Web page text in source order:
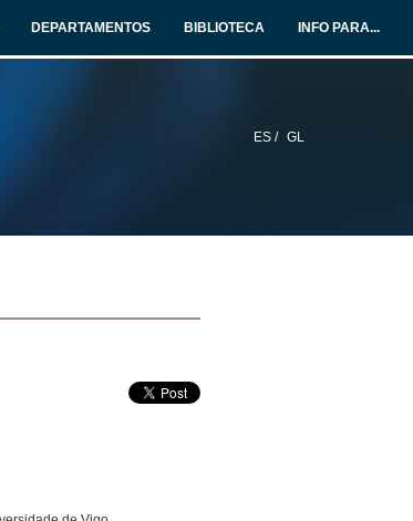
DEPARTAMENTOS BIBLIOTECA INFO PARA...
ES / GL